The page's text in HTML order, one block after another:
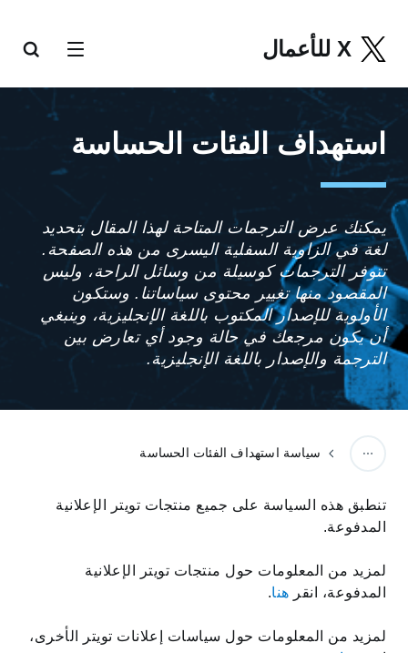
X للأعمال
استهداف الفئات الحساسة
يمكنك عرض الترجمات المتاحة لهذا المقال بتحديد
لغة في الزاوية السفلية اليسرى من هذه الصفحة.
تتوفر الترجمات كوسيلة من وسائل الراحة، وليس
المقصود منها تغيير محتوى سياساتنا. وستكون
الأولوية للإصدار المكتوب باللغة الإنجليزية، وينبغي
أن يكون مرجعك في حالة وجود أي تعارض بين
الترجمة والإصدار باللغة الإنجليزية.
سياسة استهداف الفئات الحساسة
‬‏‫تنطبق هذه السياسة على جميع منتجات تويتر الإعلانية
المدفوعة.
لمزيد من المعلومات حول منتجات تويتر الإعلانية
المدفوعة، انقر هنا.
لمزيد من المعلومات حول سياسات إعلانات تويتر الأخرى،